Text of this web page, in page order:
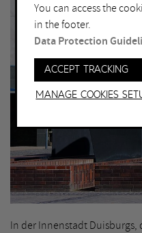
In der Innenstadt
You can access the
in the footer.
Data Protection
Accept tracking
Manage Cookies